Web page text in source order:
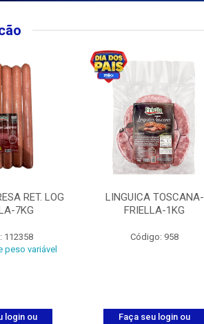
RET. LOG
7KG
112358
peso variável
login ou
LINGUICA TOSCANA-
FRIELLA-1KG
Código: 958
Faça seu login ou